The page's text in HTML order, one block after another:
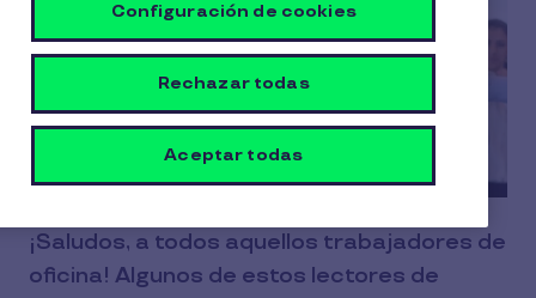
¡Saludos, a todos aquellos trabajadores de
oficina! Algunos de estos lectores de
Configuración de cookies
Rechazar todas
Aceptar todas